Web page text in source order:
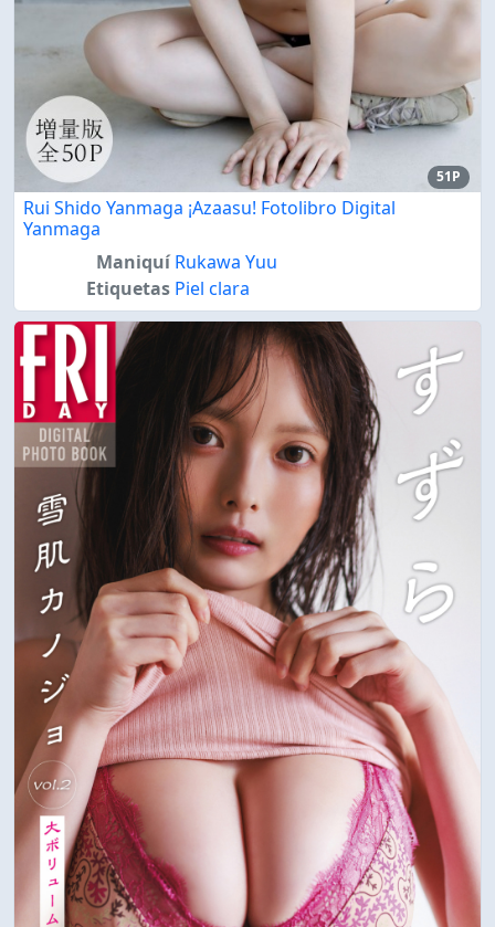
51P
Rui Shido Yanmaga ¡Azaasu! Fotolibro Digital
Yanmaga
Maniquí Rukawa Yuu
Etiquetas Piel clara